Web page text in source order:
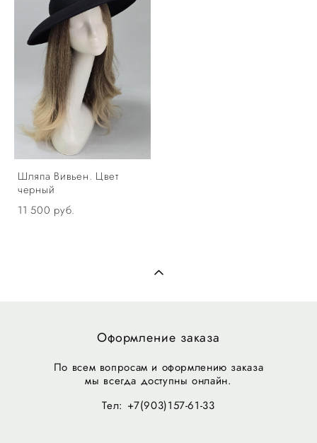
Шляпа Вивьен. Цвет
черный
11 500 pуб.
Оформление заказа
По всем вопросам и оформлению заказа
мы всегда доступны онлайн.
Тел: +7(903)157-61-33